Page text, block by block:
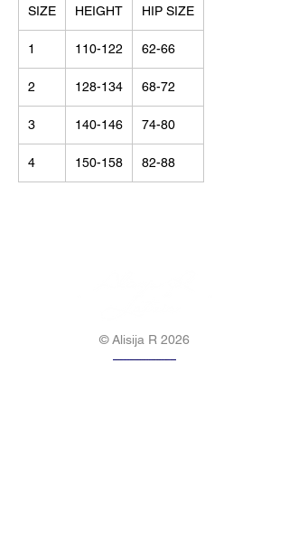
SIZE HEIGHT HIP SIZE
1 110-122 62-66
2 128-134 68-72
3 140-146 74-80
4 150-158 82-88
© Alisija R 2026